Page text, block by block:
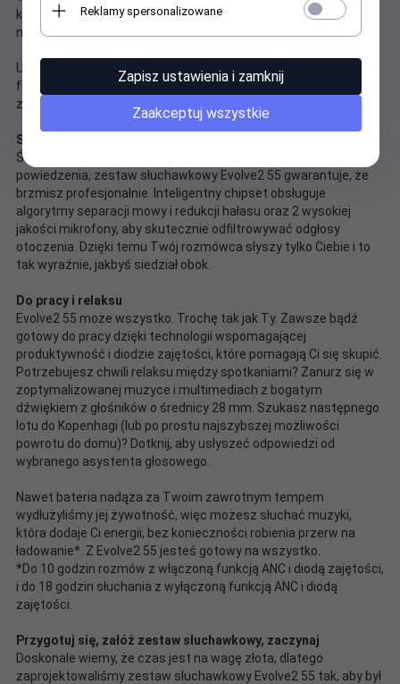
które skutecznie wyciszają dźwięki otoczenia. Dzięki temu
możesz bez przeszkód rzucić się w wir pracy hybrydowej.
Usłysz to, co chcesz, dokładnie tak, jak chcesz. Evolve2 55 ma
funkcję Aktywnej Redukcji Hałasu, więc możesz mieć pewność,
że usłyszysz każde słowo.
Słyszymy cię wyraźnie
Świetne pomysły. Mądre słowa. Ważne uwagi. Gdy masz coś do
powiedzenia, zestaw słuchawkowy Evolve2 55 gwarantuje, że
brzmisz profesjonalnie. Inteligentny chipset obsługuje
algorytmy separacji mowy i redukcji hałasu oraz 2 wysokiej
jakości mikrofony, aby skutecznie odfiltrowywać odgłosy
otoczenia. Dzięki temu Twój rozmówca słyszy tylko Ciebie i to
tak wyraźnie, jakbyś siedział obok.
Do pracy i relaksu
Evolve2 55 może wszystko. Trochę tak jak Ty. Zawsze bądź
gotowy do pracy dzięki technologii wspomagającej
produktywność i diodzie zajętości, które pomagają Ci się skupić.
Potrzebujesz chwili relaksu między spotkaniami? Zanurz się w
zoptymalizowanej muzyce i multimediach z bogatym
dźwiękiem z głośników o średnicy 28 mm. Szukasz następnego
lotu do Kopenhagi (lub po prostu najszybszej możliwości
powrotu do domu)? Dotknij, aby usłyszeć odpowiedzi od
wybranego asystenta głosowego.
Nawet bateria nadąża za Twoim zawrotnym tempem
wydłużyliśmy jej żywotność, więc możesz słuchać muzyki,
która dodaje Ci energii, bez konieczności robienia przerw na
ładowanie*. Z Evolve2 55 jesteś gotowy na wszystko.
*Do 10 godzin rozmów z włączoną funkcją ANC i diodą zajętości,
i do 18 godzin słuchania z wyłączoną funkcją ANC i diodą
zajętości.
Przygotuj się, załóż zestaw słuchawkowy, zaczynaj
Doskonale wiemy, że czas jest na wagę złota, dlatego
zaprojektowaliśmy zestaw słuchawkowy Evolve2 55 tak, aby był
Reklamy spersonalizowane
Zapisz ustawienia i zamknij
Zaakceptuj wszystkie